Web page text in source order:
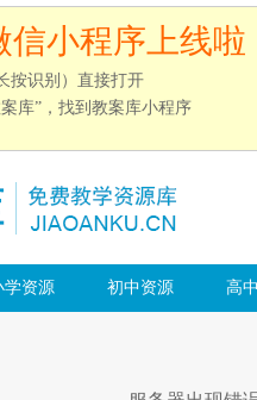
信小程序上线啦
按识别）直接打开
库”，找到教案库小程序
学资源 初中资源 高